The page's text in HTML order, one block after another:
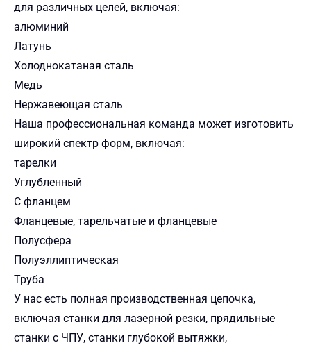
для различных целей, включая:
алюминий
Латунь
Холоднокатаная сталь
Медь
Нержавеющая сталь
Наша профессиональная команда может изготовить
широкий спектр форм, включая:
тарелки
Углубленный
С фланцем
Фланцевые, тарельчатые и фланцевые
Полусфера
Полуэллиптическая
Труба
У нас есть полная производственная цепочка,
включая станки для лазерной резки, прядильные
станки с ЧПУ, станки глубокой вытяжки,